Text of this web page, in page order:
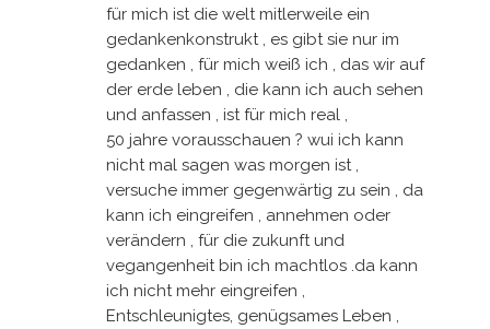
für mich ist die welt mitlerweile ein
gedankenkonstrukt , es gibt sie nur im
gedanken , für mich weiß ich , das wir auf
der erde leben , die kann ich auch sehen
und anfassen , ist für mich real ,
50 jahre vorausschauen ? wui ich kann
nicht mal sagen was morgen ist ,
versuche immer gegenwärtig zu sein , da
kann ich eingreifen , annehmen oder
verändern , für die zukunft und
vegangenheit bin ich machtlos .da kann
ich nicht mehr eingreifen ,
Entschleunigtes, genügsames Leben ,